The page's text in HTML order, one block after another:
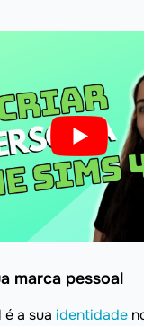
marca pessoal
a sua identidade